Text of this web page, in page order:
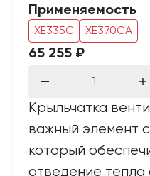
Применяемость
XE335C XE370CA
65 255 ₽
Крыльчатка
важный элемент
который
отведение тепла